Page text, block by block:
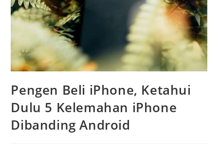
Pengen Beli iPhone, Ketahui
Dulu 5 Kelemahan iPhone
Dibanding Android